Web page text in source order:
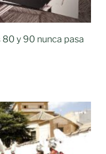
80 y 90 nunca pasa